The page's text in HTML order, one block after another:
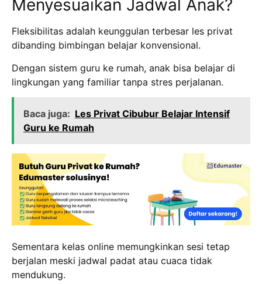
Menyesuaikan Jadwal Anak?
Fleksibilitas adalah keunggulan terbesar les privat
dibanding bimbingan belajar konvensional.
Dengan sistem guru ke rumah, anak bisa belajar di
lingkungan yang familiar tanpa stres perjalanan.
Baca juga: Les Privat Cibubur Belajar Intensif
Guru ke Rumah
Sementara kelas online memungkinkan sesi tetap
berjalan meski jadwal padat atau cuaca tidak
mendukung.